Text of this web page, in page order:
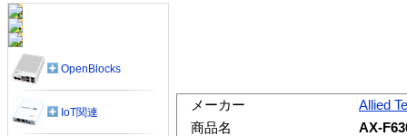
メーカー
Allied
商品名
AX-
OpenBlocks
IoT関連